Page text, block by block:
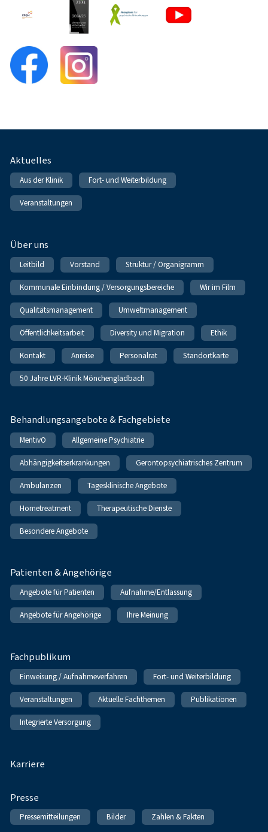
Fußnavigation
Aktuelles
Aus der Klinik Fort- und Weiterbildung
Veranstaltungen
Über uns
Leitbild Vorstand Struktur / Organigramm
Kommunale Einbindung / Versorgungsbereiche Wir im Film
Qualitätsmanagement Umweltmanagement
Öffentlichkeitsarbeit Diversity und Migration Ethik
Kontakt Anreise Personalrat Standortkarte
50 Jahre LVR-Klinik Mönchengladbach
Behandlungsangebote & Fachgebiete
MentivO Allgemeine Psychiatrie
Abhängigkeitserkrankungen Gerontopsychiatrisches Zentrum
Ambulanzen Tagesklinische Angebote
Hometreatment Therapeutische Dienste
Besondere Angebote
Patienten & Angehörige
Angebote für Patienten Aufnahme/Entlassung
Angebote für Angehörige Ihre Meinung
Fachpublikum
Einweisung / Aufnahmeverfahren Fort- und Weiterbildung
Veranstaltungen Aktuelle Fachthemen Publikationen
Integrierte Versorgung
Karriere
Presse
Pressemitteilungen Bilder Zahlen & Fakten